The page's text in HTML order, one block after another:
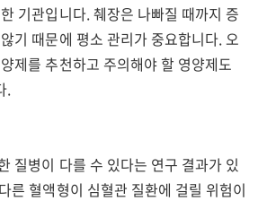
기관입니다. 췌장은 나빠질 때까지 증
기 때문에 평소 관리가 중요합니다. 오
제를 추천하고 주의해야 할 영양제도
.
질병이 다를 수 있다는 연구 결과가 있
른 혈액형이 심혈관 질환에 걸릴 위험이